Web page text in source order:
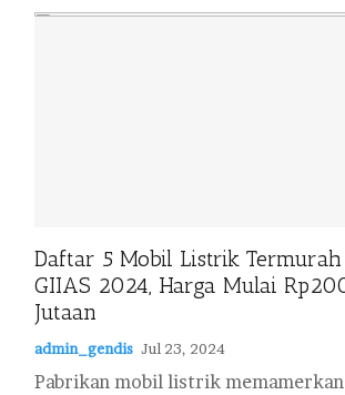
Daftar 5 Mobil Listrik
GIIAS 2024, Harga Mulai
Jutaan
admin_gendis Jul 23, 2024
Pabrikan mobil listrik memamerkan